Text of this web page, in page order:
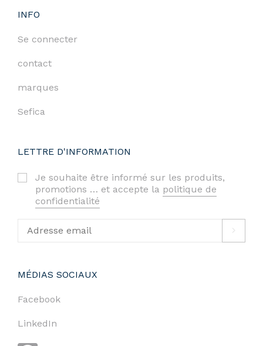
INFO
Se connecter
contact
marques
Sefica
LETTRE D'INFORMATION
Je souhaite être informé sur les produits,
promotions … et accepte la politique de
confidentialité
MÉDIAS SOCIAUX
Facebook
LinkedIn